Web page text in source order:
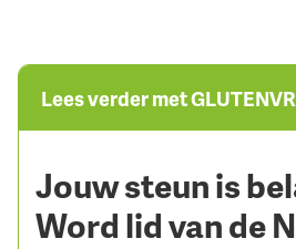
Lees verder met
Jouw steun is
Word lid van de